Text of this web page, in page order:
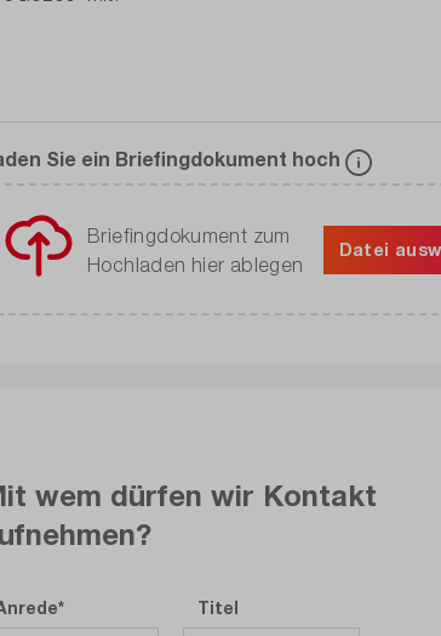
Sie ein Briefingdokument hoch
Briefingdokument zum
Hochladen hier ablegen
Datei
wem dürfen wir Kontakt
Titel